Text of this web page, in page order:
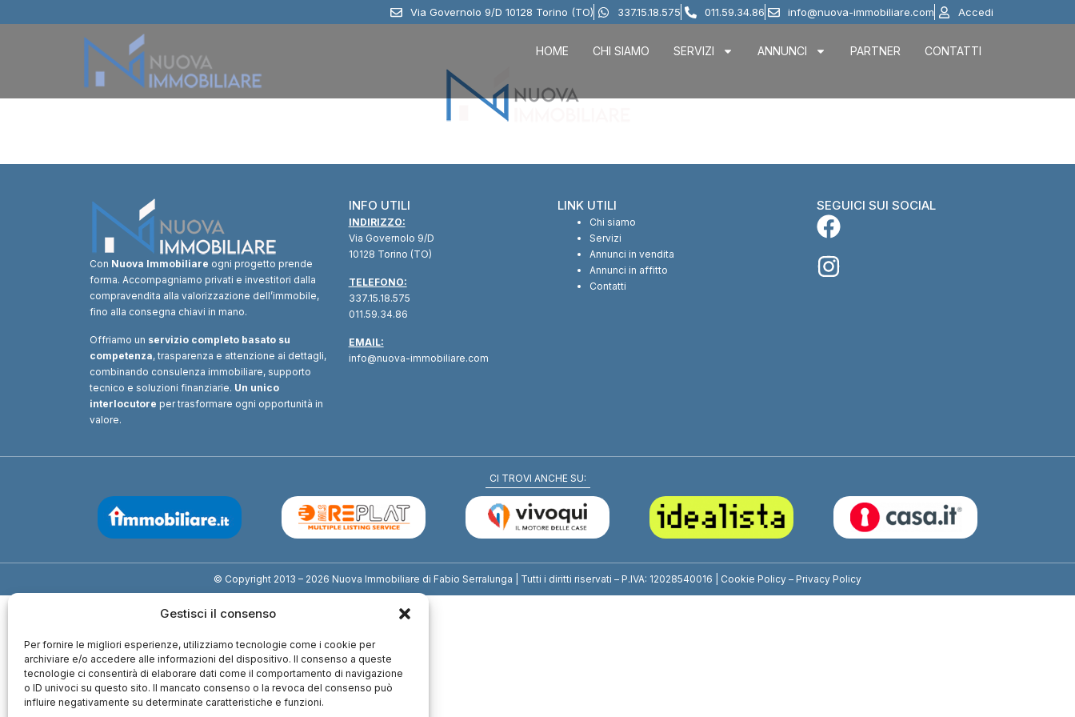
Gestisci il consenso
Per fornire le migliori esperienze, utilizziamo tecnologie come i cookie per
archiviare e/o accedere alle informazioni del dispositivo. Il consenso a queste
tecnologie ci consentirà di elaborare dati come il comportamento di navigazione
o ID univoci su questo sito. Il mancato consenso o la revoca del consenso può
influire negativamente su determinate caratteristiche e funzioni.
Via Governolo 9/D 10128 Torino (TO) 337.15.18.575 011.59.34.86 info@nuova-immobiliare.com Accedi
HOME CHI SIAMO SERVIZI ANNUNCI PARTNER CONTATTI
Con Nuova Immobiliare ogni progetto prende
forma. Accompagniamo privati e investitori dalla
compravendita alla valorizzazione dell’immobile,
fino alla consegna chiavi in mano.
Offriamo un servizio completo basato su
competenza, trasparenza e attenzione ai dettagli,
combinando consulenza immobiliare, supporto
tecnico e soluzioni finanziarie. Un unico
interlocutore per trasformare ogni opportunità in
valore.
INFO UTILI
INDIRIZZO:
Via Governolo 9/D
10128 Torino (TO)
TELEFONO:
337.15.18.575
011.59.34.86
EMAIL:
info@nuova-immobiliare.com
LINK UTILI
Chi siamo
Servizi
Annunci in vendita
Annunci in affitto
Contatti
SEGUICI SUI SOCIAL
CI TROVI ANCHE SU:
© Copyright 2013 – 2026 Nuova Immobiliare di Fabio Serralunga | Tutti i diritti riservati – P.IVA: 12028540016 | Cookie Policy – Privacy Policy